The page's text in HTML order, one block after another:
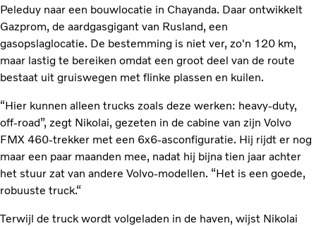
Peleduy naar een bouwlocatie in Chayanda. Daar ontwikkelt
Gazprom, de aardgasgigant van Rusland, een
gasopslaglocatie. De bestemming is niet ver, zo'n 120 km,
maar lastig te bereiken omdat een groot deel van de route
bestaat uit gruiswegen met flinke plassen en kuilen.
“Hier kunnen alleen trucks zoals deze werken: heavy-duty,
off-road”, zegt Nikolai, gezeten in de cabine van zijn Volvo
FMX 460-trekker met een 6x6-asconfiguratie. Hij rijdt er nog
maar een paar maanden mee, nadat hij bijna tien jaar achter
het stuur zat van andere Volvo-modellen. “Het is een goede,
robuuste truck.“
Terwijl de truck wordt volgeladen in de haven, wijst Nikolai